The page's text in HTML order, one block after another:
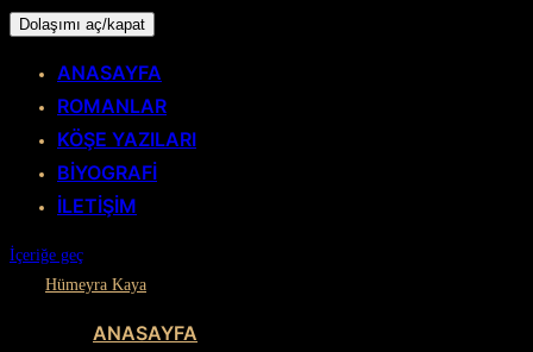
Dolaşımı aç/kapat
ANASAYFA
ROMANLAR
KÖŞE YAZILARI
BİYOGRAFİ
İLETİŞİM
İçeriğe geç
Hümeyra Kaya
ANASAYFA